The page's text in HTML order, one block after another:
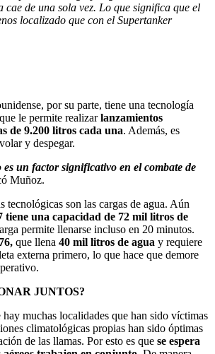
cae de una sola vez. Lo que significa que el
localizado que con el Supertanker
por su parte, tiene una tecnología
le permite realizarlanzamientos
de 9.200 litros cada una. Además, es
y despegar.
es un factor significativo en el combate de
Muñoz.
tecnológicas son las cargas de agua. Aún
tiene una capacidad de 72 mil litros de
permite llenarse incluso en 20 minutos.
que llena 40 mil litros de agua y requiere
externa primero, lo que hace que demore
JUNTOS?
muchas localidades que han sido víctimas
climatológicas propias han sido óptimas
de las llamas. Por esto es que se espera